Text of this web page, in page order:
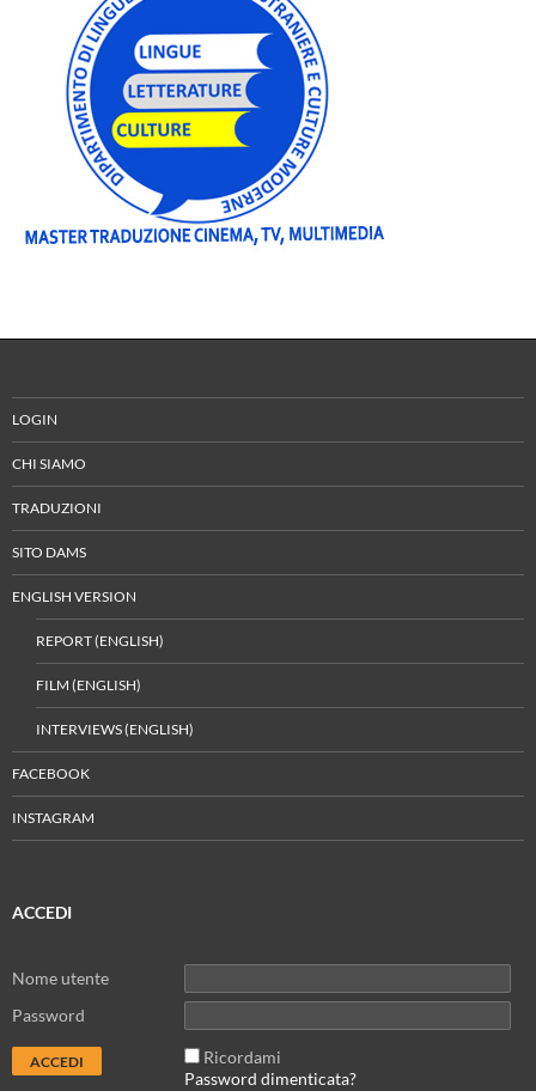
LOGIN
CHI SIAMO
TRADUZIONI
SITO DAMS
ENGLISH VERSION
REPORT (ENGLISH)
FILM (ENGLISH)
INTERVIEWS (ENGLISH)
FACEBOOK
INSTAGRAM
ACCEDI
Nome utente
Password
Ricordami
Password dimenticata?